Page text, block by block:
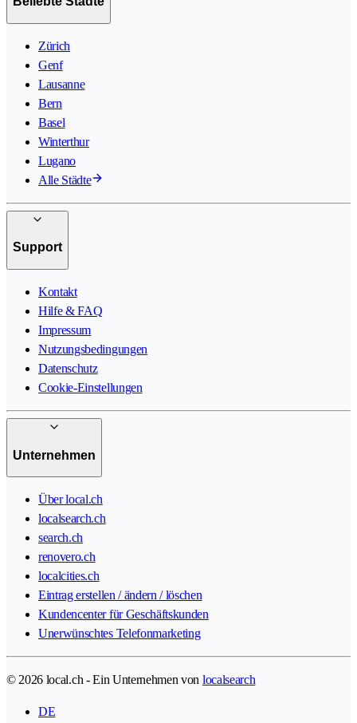
Zürich
Genf
Lausanne
Bern
Basel
Winterthur
Lugano
Alle Städte
Support
Kontakt
Hilfe & FAQ
Impressum
Nutzungsbedingungen
Datenschutz
Cookie-Einstellungen
Unternehmen
Über local.ch
localsearch.ch
search.ch
renovero.ch
localcities.ch
Eintrag erstellen / ändern / löschen
Kundencenter für Geschäftskunden
Unerwünschtes Telefonmarketing
© 2026 local.ch - Ein Unternehmen von localsearch
DE